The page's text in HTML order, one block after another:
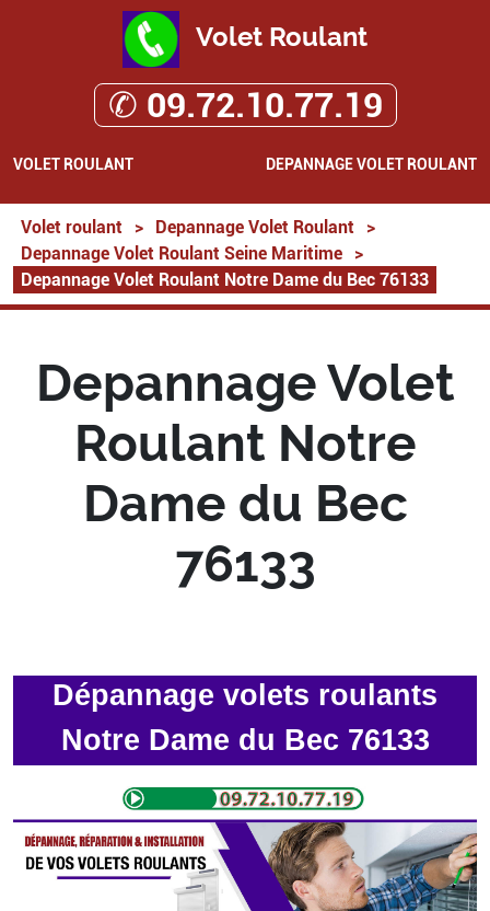
Volet Roulant
✆ 09.72.10.77.19
VOLET ROULANT DEPANNAGE VOLET ROULANT
Volet roulant > Depannage Volet Roulant
>
Depannage Volet Roulant Seine Maritime
>
Depannage Volet Roulant Notre Dame du Bec 76133
Depannage Volet
Roulant Notre
Dame du Bec
76133
Dépannage volets roulants
Notre Dame du Bec 76133